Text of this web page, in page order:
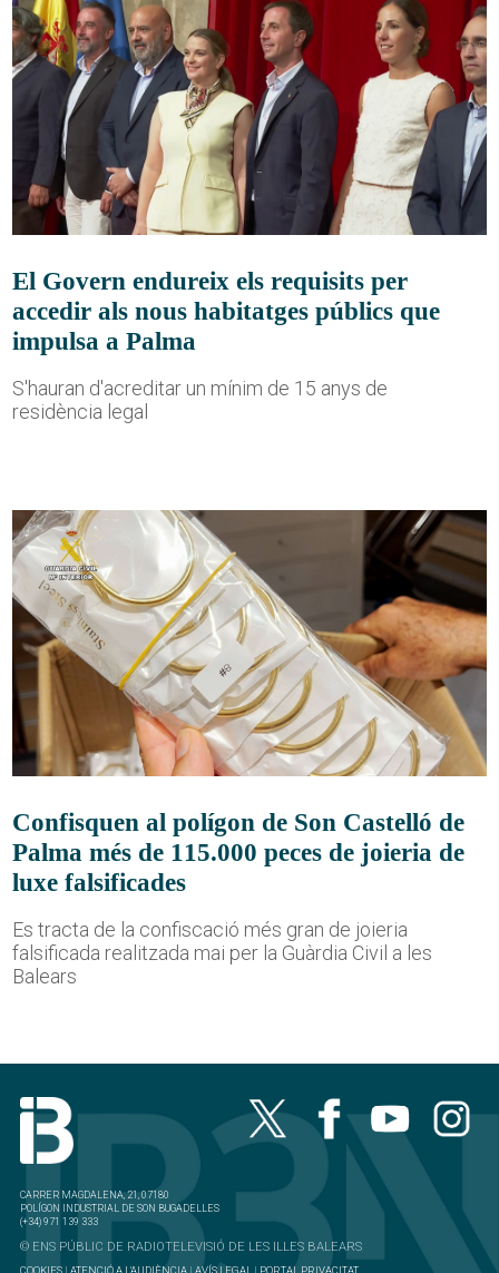
El Govern endureix els requisits per
accedir als nous habitatges públics que
impulsa a Palma
S'hauran d'acreditar un mínim de 15 anys de
residència legal
Confisquen al polígon de Son Castelló de
Palma més de 115.000 peces de joieria de
luxe falsificades
Es tracta de la confiscació més gran de joieria
falsificada realitzada mai per la Guàrdia Civil a les
Balears
CARRER MAGDALENA, 21, 07180
POLÍGON INDUSTRIAL DE SON BUGADELLES
(+34) 971 139 333
© ENS PÚBLIC DE RADIOTELEVISIÓ DE LES ILLES BALEARS